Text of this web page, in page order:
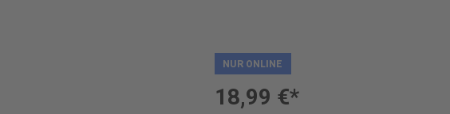
NUR ONLINE
18,99 €*